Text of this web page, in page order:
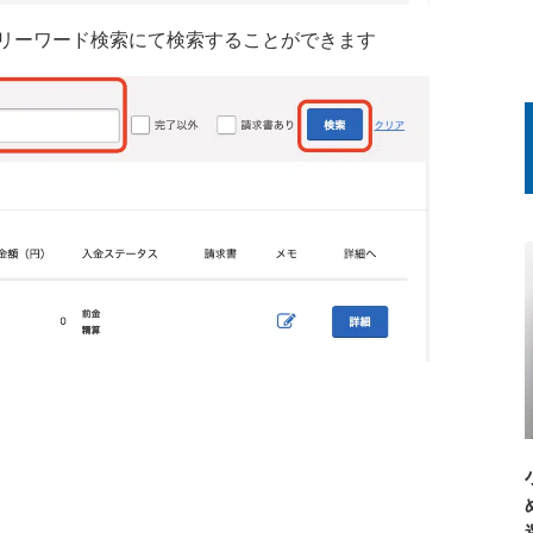
ワード検索にて検索することができます